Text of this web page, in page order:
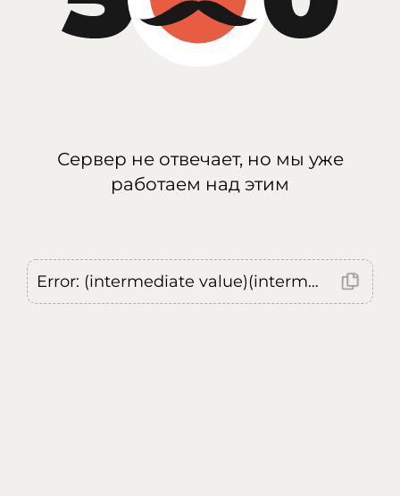
Сервер не отвечает, но мы уже
работаем над этим
Error: (intermediate value)(intermediate value)(intermediate value).replaceAll is not a function